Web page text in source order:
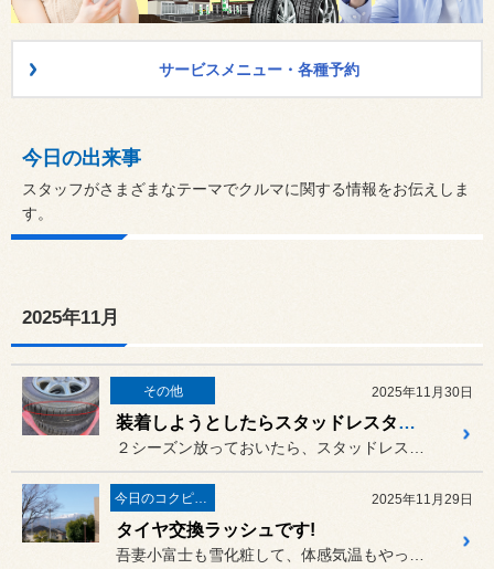
サービスメニュー・各種予約
今日の出来事
スタッフがさまざまなテーマでクルマに関する情報をお伝えしま
す。
2025年11月
その他 2025年11月30日
装着しようとしたらスタッドレスタイヤが.......
今日のコクピット西部 2025年11月29日
タイヤ交換ラッシュです!